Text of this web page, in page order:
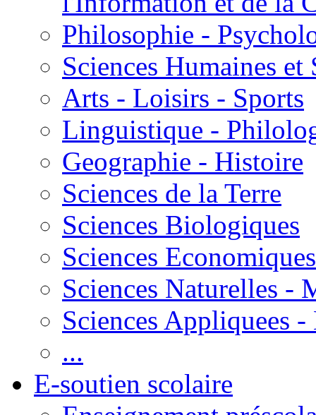
Philosophie -
Sciences Humaines et
Arts - Loisirs - Sports
Linguistique -
Geographie - Histoire
Sciences de la Terre
Sciences Biologiques
Sciences Economiques
Sciences Naturelles -
Sciences Appliquees
...
E-soutien scolaire